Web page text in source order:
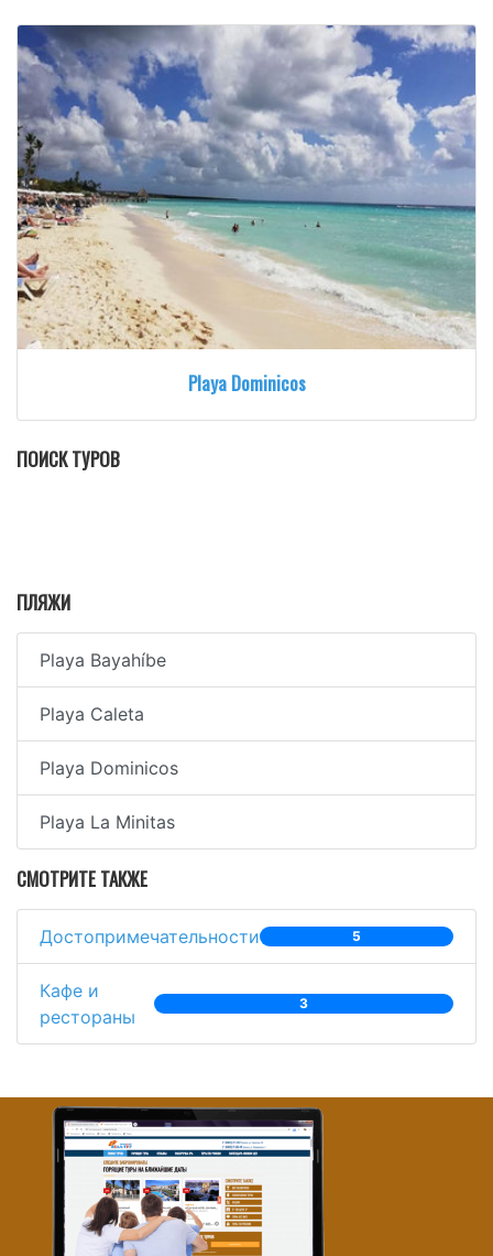
Playa Dominicos
ПОИСК ТУРОВ
ПЛЯЖИ
Playa Bayahíbe
Playa Caleta
Playa Dominicos
Playa La Minitas
СМОТРИТЕ ТАКЖЕ
Достопримечательности 5
Кафе и
рестораны
3